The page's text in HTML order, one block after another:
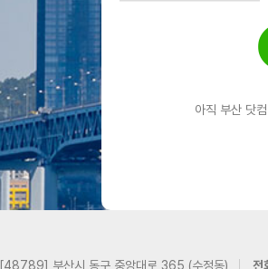
아직 부산 닷
[48789] 부산시 동구 중앙대로 365 (수정동) 전